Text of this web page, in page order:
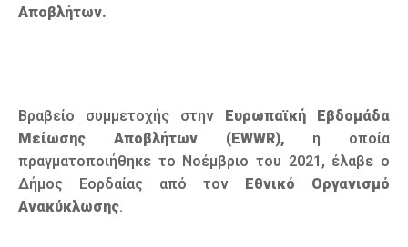
Αποβλήτων.
Βραβείο συμμετοχής στην
Ευρωπαϊκή Εβδομάδα
Μείωσης Αποβλήτων (EWWR), η οποία
πραγματοποιήθηκε το Νοέμβριο του 2021, έλαβε ο
Δήμος Εορδαίας από τον
Εθνικό Οργανισμό
Ανακύκλωσης.